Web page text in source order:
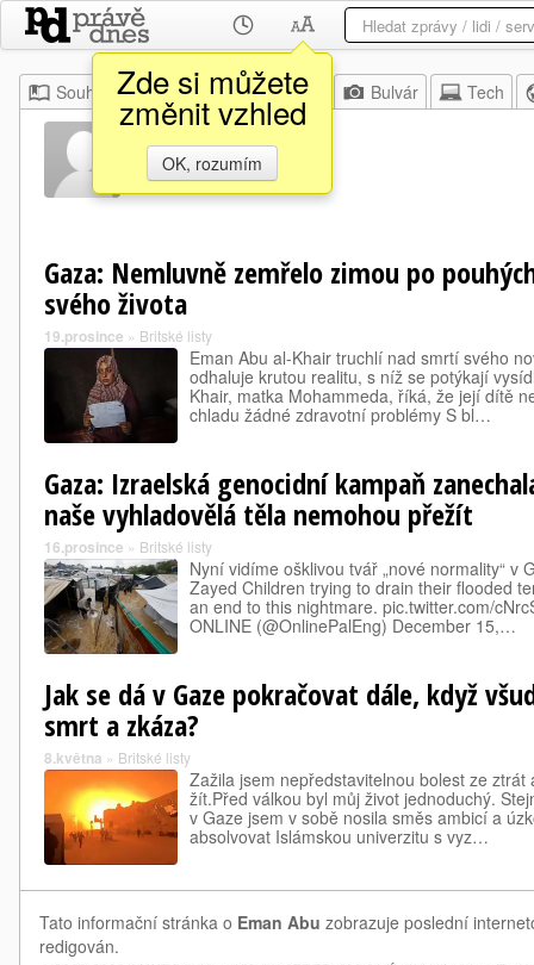
Zde si můžete
změnit vzhled
OK, rozumím
Souhrn Moje Z domova Bulvár Tech
Eman Abu
Gaza: Nemluvně zemřelo zimou po
svého života
19.prosince » Britské listy
Eman Abu al-Khair truchlí nad smrtí svého
odhaluje krutou realitu, s níž se potýkají
Khair, matka Mohammeda, říká, že její dítě
chladu žádné zdravotní problémy S bl…
Gaza: Izraelská genocidní kampaň
naše vyhladovělá těla nemohou přežít
16.prosince » Britské listy
Nyní vidíme ošklivou tvář „nové normality“ v
Zayed Children trying to drain their flooded
an end to this nightmare. pic.twitter.com/
ONLINE (@OnlinePalEng) December 15,…
Jak se dá v Gaze pokračovat dále, když
smrt a zkáza?
8.května » Britské listy
Zažila jsem nepředstavitelnou bolest ze
žít.Před válkou byl můj život jednoduchý.
v Gaze jsem v sobě nosila směs ambicí a
absolvovat Islámskou univerzitu s vyz…
Tato informační stránka o Eman Abu zobrazuje poslední
redigován.